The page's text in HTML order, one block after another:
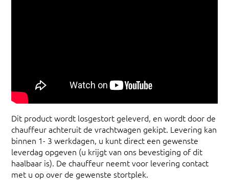
Dit product wordt losgestort geleverd, en wordt door de
chauffeur achteruit de vrachtwagen gekipt. Levering kan
binnen 1- 3 werkdagen, u kunt direct een gewenste
leverdag opgeven (u krijgt van ons bevestiging of dit
haalbaar is). De chauffeur neemt voor levering contact
met u op over de gewenste stortplek.